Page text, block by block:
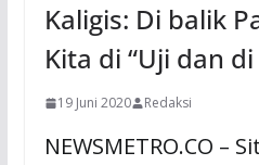
Kaligis: Di balik
Kita di “Uji dan
19 Juni 2020 Redaksi
NEWSMETRO.CO –